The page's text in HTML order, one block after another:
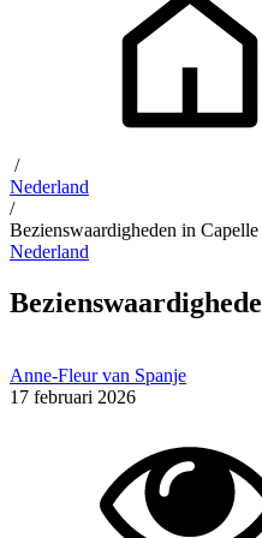
/
Nederland
/
Bezienswaardigheden in Capelle
Nederland
Anne-Fleur van Spanje
17 februari 2026